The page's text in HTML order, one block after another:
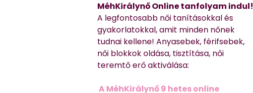
MéhKirálynő Online tanfolyam indul!
A legfontosabb női tanításokkal és
gyakorlatokkal, amit minden nőnek
tudnai kellene! Anyasebek, férifsebek,
női blokkok oldása, tisztítása, női
teremtő erő aktiválása:
A MéhKirálynő 9 hetes online